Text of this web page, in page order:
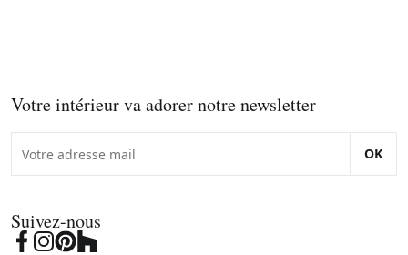
Votre intérieur va adorer notre newsletter
OK
Suivez-nous